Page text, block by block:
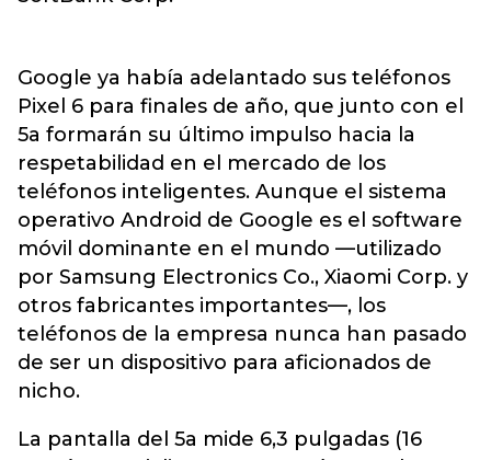
Google ya había adelantado sus teléfonos
Pixel 6 para finales de año, que junto con el
5a formarán su último impulso hacia la
respetabilidad en el mercado de los
teléfonos inteligentes. Aunque el sistema
operativo Android de Google es el software
móvil dominante en el mundo —utilizado
por Samsung Electronics Co., Xiaomi Corp. y
otros fabricantes importantes—, los
teléfonos de la empresa nunca han pasado
de ser un dispositivo para aficionados de
nicho.
La pantalla del 5a mide 6,3 pulgadas (16